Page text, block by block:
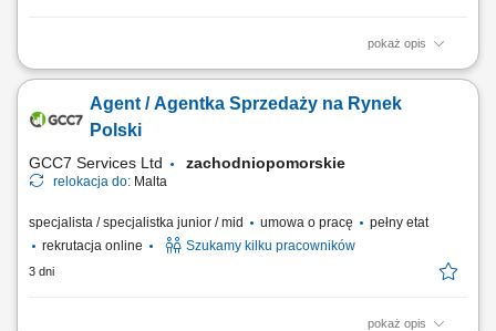
pokaż opis
As a Sales Representative (Presales) with German – Hybrid, working on
#experienceTTEC Our employees have spoken. Our purpose, team,
and company culture are amazing and our Great Place to Work®
Agent / Agentka Sprzedaży na Rynek
Polski
GCC7 Services Ltd zachodniopomorskie
relokacja do: Malta
specjalista / specjalistka junior / mid umowa o pracę
pełny etat
rekrutacja online
Szukamy kilku pracowników
3 dni
pokaż opis